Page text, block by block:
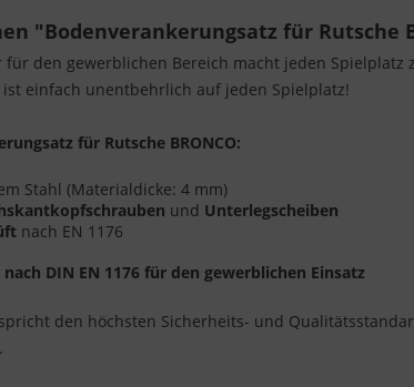
"Bodenverankerungsatz für Rutsche
für den gewerblichen Bereich macht jeden
ist einfach unentbehrlich auf jeden Spielplatz!
für Rutsche BRONCO:
Stahl (Materialdicke: 4 mm)
und Unterlegscheiben
nach EN 1176
DIN EN 1176 für den gewerblichen Einsatz
den höchsten Sicherheits- und